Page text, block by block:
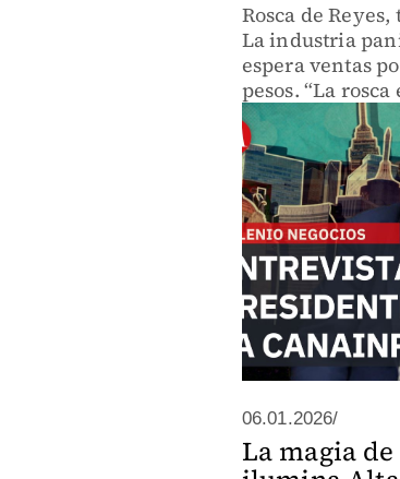
Rosca de
La industria
espera ventas
pesos. “La
Julián Castañón.
06.01.2026/
La magia